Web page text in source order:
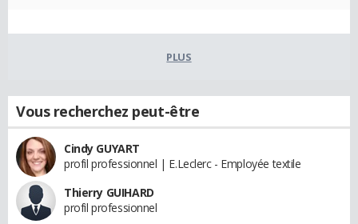
PLUS
Vous recherchez peut-être
Cindy GUYART
profil professionnel | E.Leclerc - Employée textile
Thierry GUIHARD
profil professionnel